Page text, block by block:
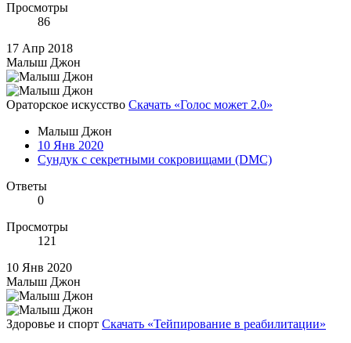
Просмотры
86
17 Апр 2018
Малыш Джон
Ораторское искусство Скачать «Голос может 2.0»
Малыш Джон
10 Янв 2020
Сундук с секретными сокровищами (DMC)
Ответы
0
Просмотры
121
10 Янв 2020
Малыш Джон
Здоровье и спорт Скачать «Тейпирование в реабилитации»